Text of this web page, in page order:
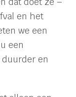
en het
we een
een
en